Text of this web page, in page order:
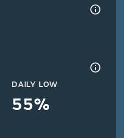
DAILY LOW
55%